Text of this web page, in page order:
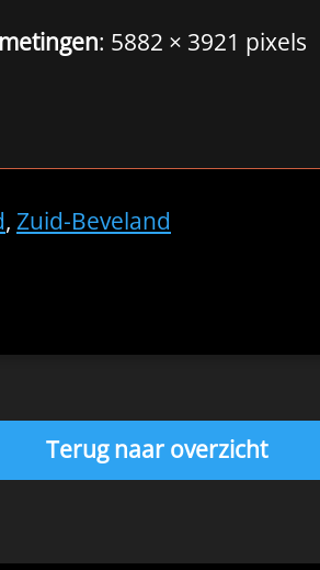
: 5882 × 3921 pixels
, Zuid-Beveland
Terug naar overzicht